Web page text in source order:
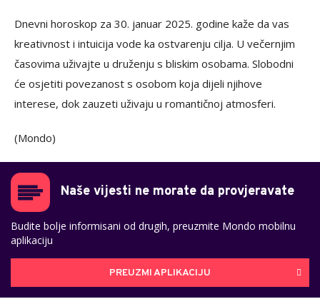
Dnevni horoskop za 30. januar 2025. godine kaže da vas
kreativnost i intuicija vode ka ostvarenju cilja. U večernjim
časovima uživajte u druženju s bliskim osobama. Slobodni
će osjetiti povezanost s osobom koja dijeli njihove
interese, dok zauzeti uživaju u romantičnoj atmosferi.
(Mondo)
Naše vijesti ne morate da provjeravate
Budite bolje informisani od drugih, preuzmite Mondo mobilnu
aplikaciju
PREUZMI APLIKACIJU